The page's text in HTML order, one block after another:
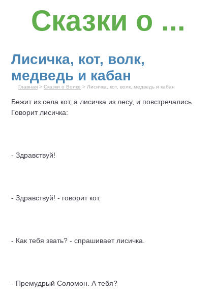
Сказки о ...
Лисичка, кот, волк,
медведь и кабан
Главная > Сказки о Волке > Лисичка, кот, волк, медведь и кабан
Бежит из села кот, а лисичка из лесу, и повстречались.
Говорит лисичка:
- Здравствуй!
- Здравствуй! - говорит кот.
- Как тебя звать? - спрашивает лисичка.
- Премудрый Соломон. А тебя?